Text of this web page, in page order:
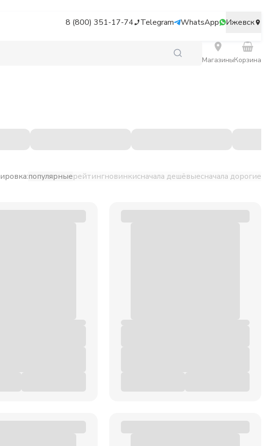
8 (800) 351-17-74 Telegram WhatsApp Ижевск
МагазиныКорзина
популярныерейтингновинкисначала дешёвыесначала дорогие